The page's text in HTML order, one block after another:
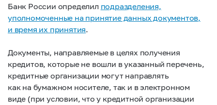
Банк России определил подразделения,
уполномоченные на принятие данных документов,
и время их принятия.
Документы, направляемые в целях получения
кредитов, которые не вошли в указанный перечень,
кредитные организации могут направлять
как на бумажном носителе, так и в электронном
виде (при условии, что у кредитной организации